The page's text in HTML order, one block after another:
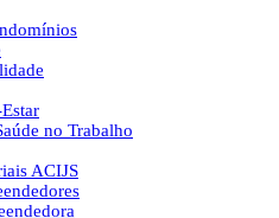
no Trabalho
ACIJS